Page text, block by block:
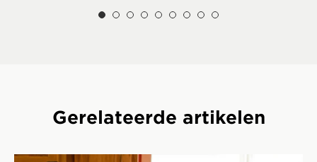
Gerelateerde artikelen